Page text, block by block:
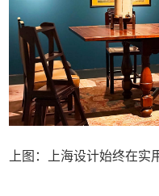
上图：上海设计始终在实